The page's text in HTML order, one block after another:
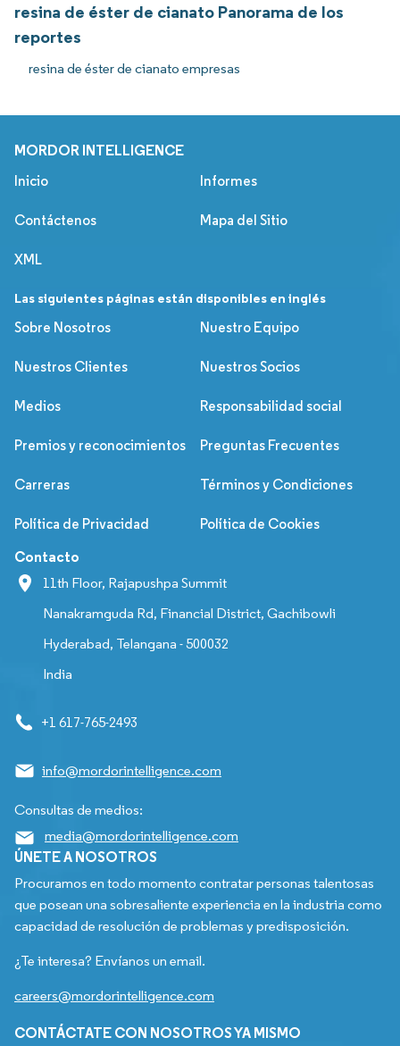
resina de éster de cianato Panorama de los
reportes
resina de éster de cianato empresas
MORDOR INTELLIGENCE
Inicio Informes
Contáctenos Mapa del Sitio
XML
Las siguientes páginas están disponibles en inglés
Sobre Nosotros
Nuestro Equipo
Nuestros Clientes Nuestros Socios
Medios Responsabilidad social
Premios y reconocimientos Preguntas Frecuentes
Carreras Términos y Condiciones
Política de Privacidad Política de Cookies
Contacto
11th Floor, Rajapushpa Summit
Nanakramguda Rd, Financial District, Gachibowli
Hyderabad, Telangana - 500032
India
+1 617-765-2493
info@mordorintelligence.com
Consultas de medios:
media@mordorintelligence.com
ÚNETE A NOSOTROS
Procuramos en todo momento contratar personas talentosas
que posean una sobresaliente experiencia en la industria como
capacidad de resolución de problemas y predisposición.
¿Te interesa? Envíanos un email.
careers@mordorintelligence.com
CONTÁCTATE CON NOSOTROS YA MISMO